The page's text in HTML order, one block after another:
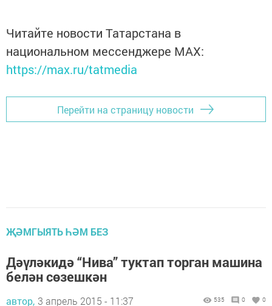
Читайте новости Татарстана в
национальном мессенджере MАХ:
https://max.ru/tatmedia
Перейти на страницу новости
ҖӘМГЫЯТЬ ҺӘМ БЕЗ
Дәүләкидә “Нива” туктап торган машина
белән сөзешкән
автор, 3 апрель 2015 - 11:37 535 0 0